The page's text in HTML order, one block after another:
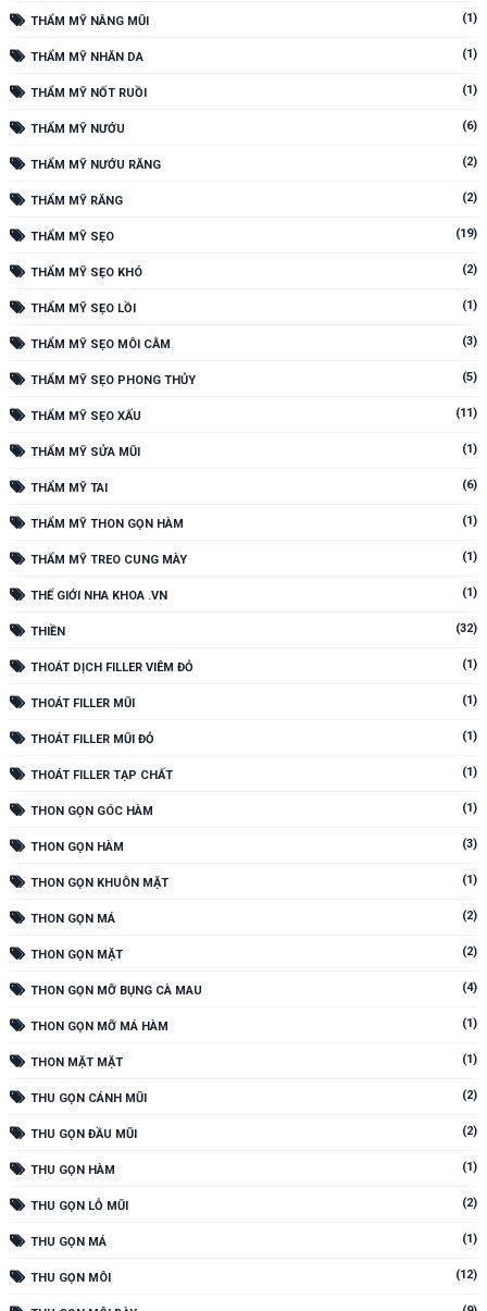
THẨM MỸ NÂNG MŨI (1)
THẨM MỸ NHĂN DA (1)
THẨM MỸ NỐT RUỒI (1)
THẨM MỸ NƯỚU (6)
THẨM MỸ NƯỚU RĂNG (2)
THẨM MỸ RĂNG (2)
THẨM MỸ SẸO (19)
THẨM MỸ SẸO KHÓ (2)
THẨM MỸ SẸO LỒI (1)
THẨM MỸ SẸO MÔI CẰM (3)
THẨM MỸ SẸO PHONG THỦY (5)
THẨM MỸ SẸO XẤU (11)
THẨM MỸ SỬA MŨI (1)
THẨM MỸ TAI (6)
THẨM MỸ THON GỌN HÀM (1)
THẨM MỸ TREO CUNG MÀY (1)
THẾ GIỚI NHA KHOA .VN (1)
THIỀN (32)
THOÁT DỊCH FILLER VIÊM ĐỎ (1)
THOÁT FILLER MŨI (1)
THOÁT FILLER MŨI ĐỎ (1)
THOÁT FILLER TẠP CHẤT (1)
THON GỌN GÓC HÀM (1)
THON GỌN HÀM (3)
THON GỌN KHUÔN MẶT (1)
THON GỌN MÁ (2)
THON GỌN MẶT (2)
THON GỌN MỠ BỤNG CÀ MAU (4)
THON GỌN MỠ MÁ HÀM (1)
THON MẶT MẶT (1)
THU GỌN CÁNH MŨI (2)
THU GỌN ĐẦU MŨI (2)
THU GỌN HÀM (1)
THU GỌN LỖ MŨI (2)
THU GỌN MÁ (1)
THU GỌN MÔI (12)